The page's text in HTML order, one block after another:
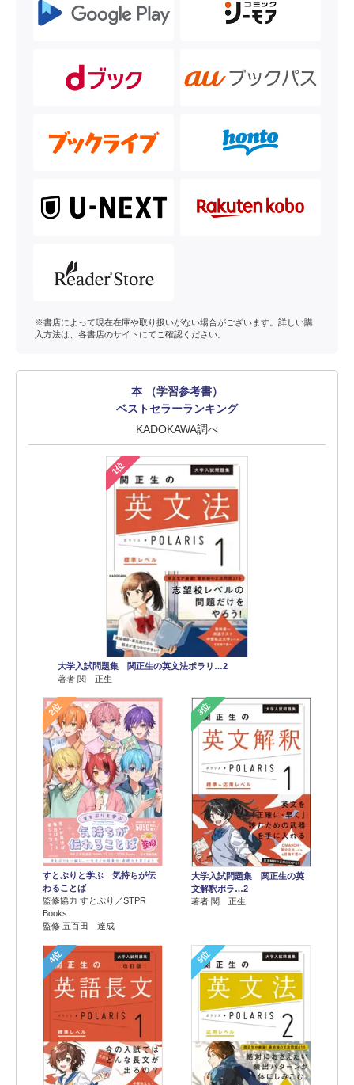
※書店によって現在在庫や取り扱いがない場合がございます。詳しい購
入方法は、各書店のサイトにてご確認ください。
本 （学習参考書）
ベストセラーランキング
KADOKAWA調べ
1位
大学入試問題集 関正生の英文法ポラリ…2
著者 関 正生
2位
すとぷりと学ぶ 気持ちが伝
わることば
監修協力 すとぷり／STPR
Books
監修 五百田 達成
3位
大学入試問題集 関正生の英
文解釈ポラ…2
著者 関 正生
4位 5位